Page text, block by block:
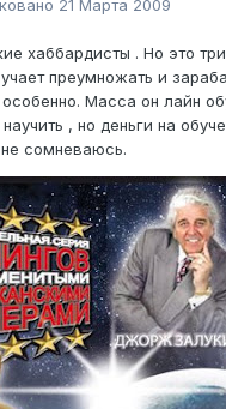
21 Марта 2009
хаббардисты . Но это
преумножать и
Масса он лайн
, но деньги на
сомневаюсь.